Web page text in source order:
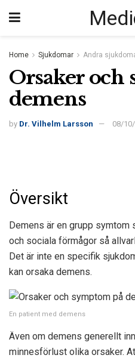
Home Sjukdomar Andra
Orsaker och
demens
by Dr. Vilhelm Larsson 08/
Översikt
Demens är en grupp symtom
och sociala förmågor så
Det är inte en specifik
kan orsaka demens.
En patient med demens
Även om demens generellt
minnesförlust olika orsaker.